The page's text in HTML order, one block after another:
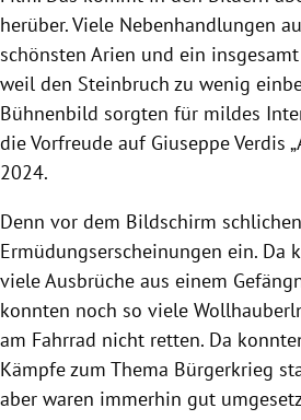
herüber. Viele Nebenhandlungen
schönsten Arien und ein
weil den Steinbruch zu wenig
Bühnenbild sorgten für mildes
die Vorfreude auf Giuseppe Verdis
2024.
Denn vor dem Bildschirm
Ermüdungserscheinungen ein. Da
viele Ausbrüche aus einem
konnten noch so viele
am Fahrrad nicht retten. Da
Kämpfe zum Thema Bürgerkrieg
aber waren immerhin gut